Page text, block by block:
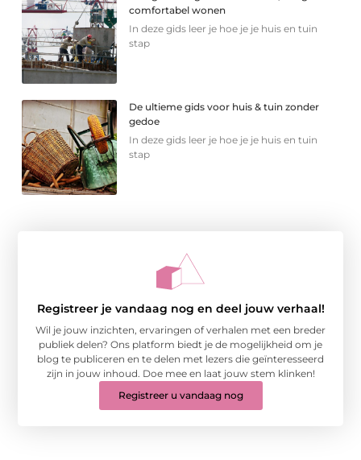
comfortabel wonen
In deze gids leer je hoe je je huis en tuin
stap
De ultieme gids voor huis & tuin zonder
gedoe
In deze gids leer je hoe je je huis en tuin
stap
Registreer je vandaag nog en deel jouw verhaal!
Wil je jouw inzichten, ervaringen of verhalen met een breder
publiek delen? Ons platform biedt je de mogelijkheid om je
blog te publiceren en te delen met lezers die geïnteresseerd
zijn in jouw inhoud. Doe mee en laat jouw stem klinken!
Registreer u vandaag nog